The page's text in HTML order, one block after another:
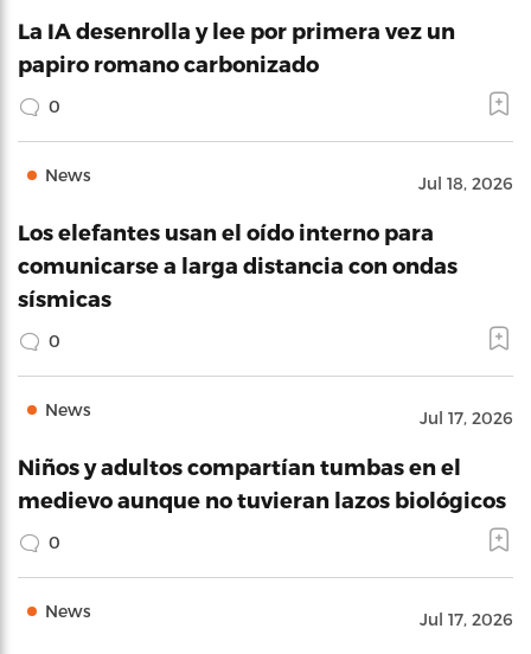
La IA desenrolla y lee por primera vez un
papiro romano carbonizado
0
News Jul 18, 2026
Los elefantes usan el oído interno para
comunicarse a larga distancia con ondas
sísmicas
0
News Jul 17, 2026
Niños y adultos compartían tumbas en el
medievo aunque no tuvieran lazos biológicos
0
News Jul 17, 2026